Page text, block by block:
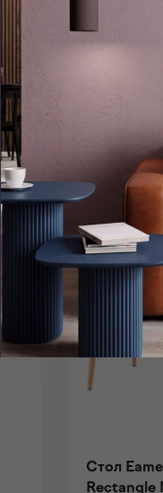
10 мм., не закаленное
Стол
Rectangle